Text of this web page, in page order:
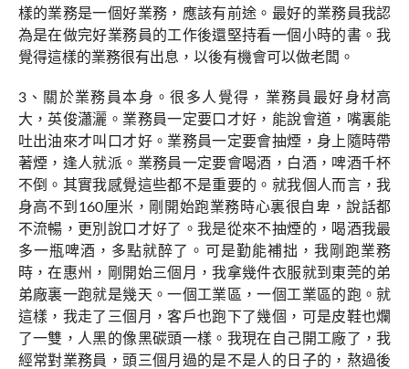
樣的業務是一個好業務，應該有前途。最好的業務員我認
為是在做完好業務員的工作後還堅持看一個小時的書。我
覺得這樣的業務很有出息，以後有機會可以做老闆。
3、關於業務員本身。很多人覺得，業務員最好身材高
大，英俊瀟灑。業務員一定要口才好，能說會道，嘴裏能
吐出油來才叫口才好。業務員一定要會抽煙，身上隨時帶
著煙，逢人就派。業務員一定要會喝酒，白酒，啤酒千杯
不倒。其實我感覺這些都不是重要的。就我個人而言，我
身高不到160厘米，剛開始跑業務時心裏很自卑，說話都
不流暢，更別說口才好了。我是從來不抽煙的，喝酒我最
多一瓶啤酒，多點就醉了。可是勤能補拙，我剛跑業務
時，在惠州，剛開始三個月，我拿幾件衣服就到東莞的弟
弟廠裏一跑就是幾天。一個工業區，一個工業區的跑。就
這樣，我走了三個月，客戶也跑下了幾個，可是皮鞋也爛
了一雙，人黑的像黑碳頭一樣。我現在自己開工廠了，我
經常對業務員，頭三個月過的是不是人的日子的，熬過後